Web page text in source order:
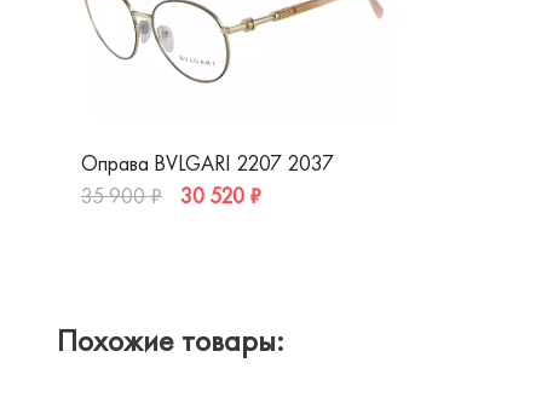
Оправа BVLGARI 2207 2037
35 900 ₽
30 520 ₽
Похожие товары: